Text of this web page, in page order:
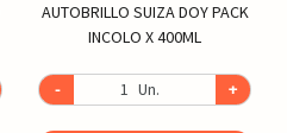
AUTOBRILLO SUIZA DOY PACK
INCOLO X 400ML
- Un. +